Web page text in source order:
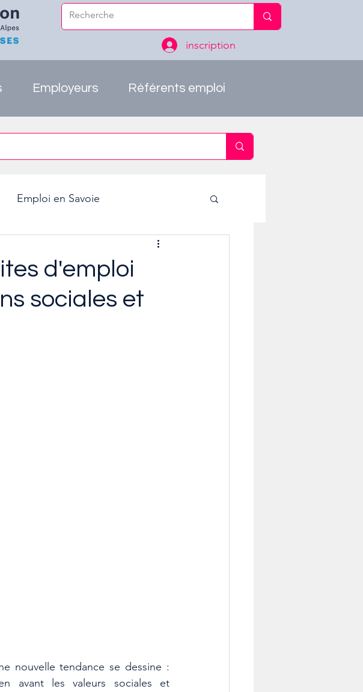
inscription
Employeurs Référents emploi
Emploi en Savoie
d'emploi
sociales et
nouvelle tendance se dessine :
avant les valeurs sociales et